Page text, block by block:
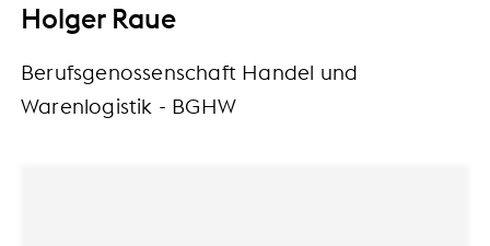
Holger Raue
Berufsgenossenschaft Handel und
Warenlogistik - BGHW